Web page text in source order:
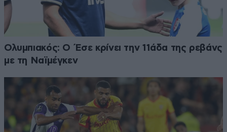
Ολυμπιακός: Ο Έσε κρίνει την 11άδα της ρεβάνς
με τη Ναϊμέγκεν